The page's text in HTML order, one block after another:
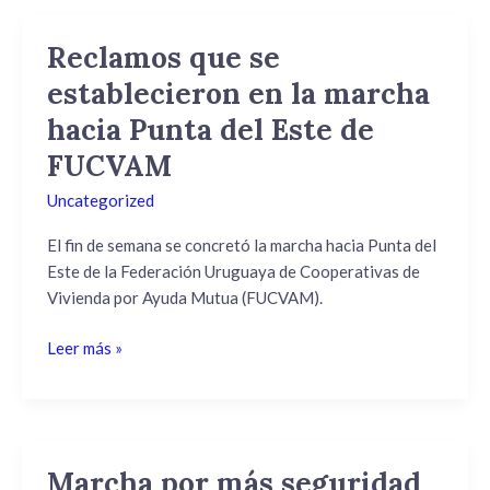
Reclamos que se
establecieron en la marcha
hacia Punta del Este de
FUCVAM
Uncategorized
El fin de semana se concretó la marcha hacia Punta del
Este de la Federación Uruguaya de Cooperativas de
Vivienda por Ayuda Mutua (FUCVAM).
Reclamos
se
establecieron
en
la
marcha
hacia
Punta
del
de
Leer más »
Marcha por más seguridad
Marcha